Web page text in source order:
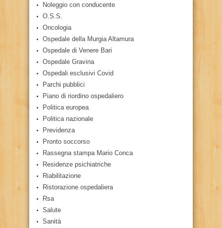
Noleggio con conducente
O.S.S.
Oncologia
Ospedale della Murgia Altamura
Ospedale di Venere Bari
Ospedale Gravina
Ospedali esclusivi Covid
Parchi pubblici
Piano di riordino ospedaliero
Politica europea
Politica nazionale
Previdenza
Pronto soccorso
Rassegna stampa Mario Conca
Residenze psichiatriche
Riabilitazione
Ristorazione ospedaliera
Rsa
Salute
Sanità